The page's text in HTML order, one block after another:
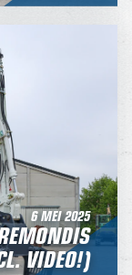
6 MEI 2025
VIDEO!)